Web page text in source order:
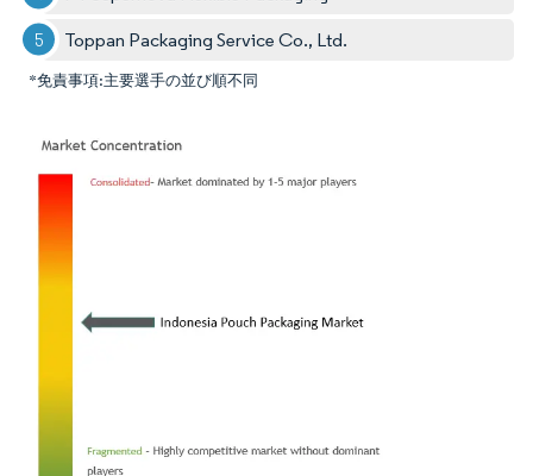
Toppan Packaging Service Co., Ltd.
*免責事項:主要選手の並び順不同